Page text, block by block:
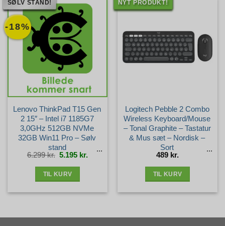
-18%
SØLV STAND!
Lenovo ThinkPad T15 Gen
2 15″ – Intel i7 1185G7
3,0GHz 512GB NVMe
32GB Win11 Pro – Sølv
stand
6.299kr. Den
oprindelige
pris
5.195 kr. Den
aktuelle
pris
TIL KURV
NYT PRODUKT!
Logitech Pebble 2 Combo
Wireless Keyboard/Mouse
– Tonal Graphite – Tastatur
& Mus sæt – Nordisk –
Sort
489 kr.
TIL KURV